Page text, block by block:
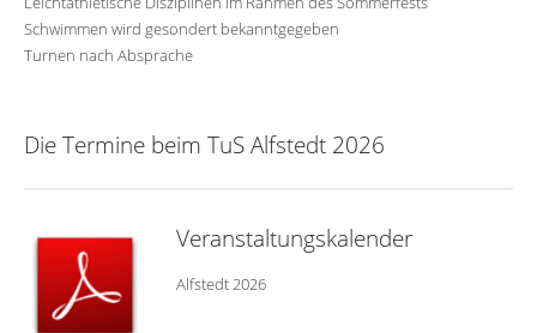
Schwimmen wird gesondert bekanntgegeben
Turnen nach Absprache
Die Termine beim TuS Alfstedt 2026
Veranstaltungskalender
Alfstedt 2026